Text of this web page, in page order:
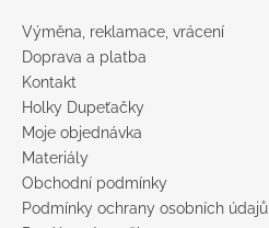
Výměna, reklamace, vrácení
Doprava a platba
Kontakt
Holky Dupeťačky
Moje objednávka
Materiály
Obchodní podmínky
Podmínky ochrany osobních údajů